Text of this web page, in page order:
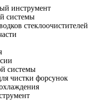
инструмент
системы
стеклоочистителей
системы
чистки форсунок